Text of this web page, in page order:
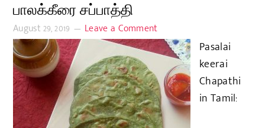
பாலக்கீரை சப்பாத்தி
August 29, 2019 Leave a Comment
Pasalai
keerai
Chapathi
in Tamil: